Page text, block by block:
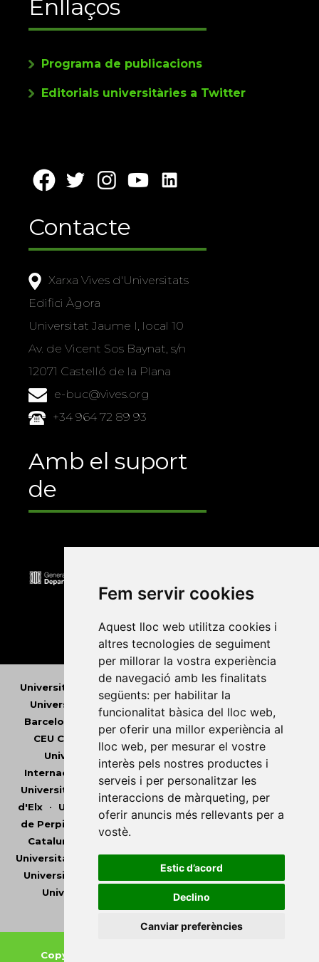
Fem servir cookies
Aquest lloc web utilitza cookies i
altres tecnologies de seguiment
per millorar la vostra experiència
de navegació amb les finalitats
següents: per habilitar la
funcionalitat bàsica del lloc web,
per oferir una millor experiència al
lloc web, per mesurar el vostre
interès pels nostres productes i
serveis i per personalitzar les
interaccions de màrqueting, per
oferir anuncis més rellevants per a
vostè.
Estic d’acord
Declino
Canviar preferències
Enllaços
Programa de publicacions
Editorials universitàries a Twitter
Contacte
Xarxa Vives d'Universitats
Edifici Àgora
Universitat Jaume I, local 10
Av. de Vicent Sos Baynat, s/n
12071 Castelló de la Plana
e-buc@vives.org
+34 964 72 89 93
Amb el suport
de
Universitat Abat Oliba CEU
Universitat d'Andorra
•
Universitat Autònoma de
Barcelona
Universitat de Barcelona
Universitat
CEU Cardenal Herrera
Universitat de Girona
Universitat de les Illes Balears
Internacional de Catalunya
Universitat Jaume I
Universitat de Lleida
Universitat Miguel Hernández
d'Elx• Universitat Oberta de Catalunya •Universitat
de Perpinyà Via Domitia
Universitat Politècnica de
Catalunya
Universitat Pompeu Fabra•Universitat Ramon Llull
Universitat Rovira i Virgili
•Universitat de Sàsser
Universitat de València
•Universitat de Vic -
Universitat Central de Catalunya
Copyright © 2026